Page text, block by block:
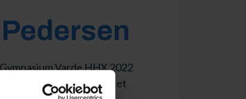
Varde HHX 2022
på Aarhus Universitet